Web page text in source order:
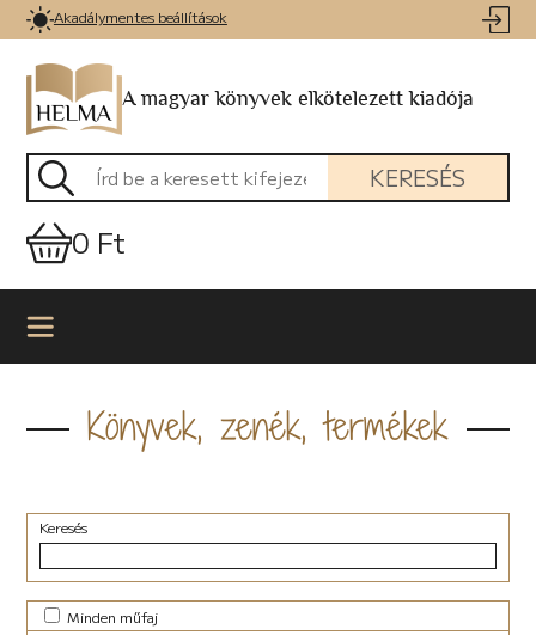
Akadálymentes beállítások
A magyar könyvek elkötelezett kiadója
KERESÉS
0 Ft
Könyvek, zenék, termékek
Keresés
Minden műfaj